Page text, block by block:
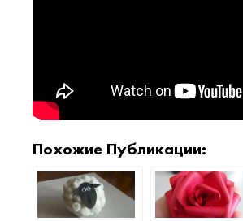
Похожие Публикации: